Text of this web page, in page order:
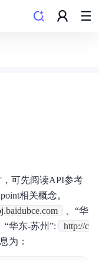
可先阅读API参考
相关概念。
、“华
、“华东-苏州”:
http://c
为：